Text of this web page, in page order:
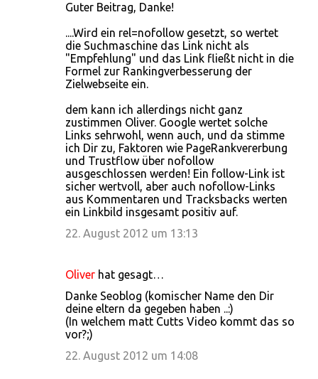
Guter Beitrag, Danke!
....Wird ein rel=nofollow gesetzt, so wertet
die Suchmaschine das Link nicht als
"Empfehlung" und das Link fließt nicht in die
Formel zur Rankingverbesserung der
Zielwebseite ein.
dem kann ich allerdings nicht ganz
zustimmen Oliver. Google wertet solche
Links sehrwohl, wenn auch, und da stimme
ich Dir zu, Faktoren wie PageRankvererbung
und Trustflow über nofollow
ausgeschlossen werden! Ein follow-Link ist
sicher wertvoll, aber auch nofollow-Links
aus Kommentaren und Tracksbacks werten
ein Linkbild insgesamt positiv auf.
22. August 2012 um 13:13
Oliver hat gesagt…
Danke Seoblog (komischer Name den Dir
deine eltern da gegeben haben ..:)
(In welchem matt Cutts Video kommt das so
vor?;)
22. August 2012 um 14:08